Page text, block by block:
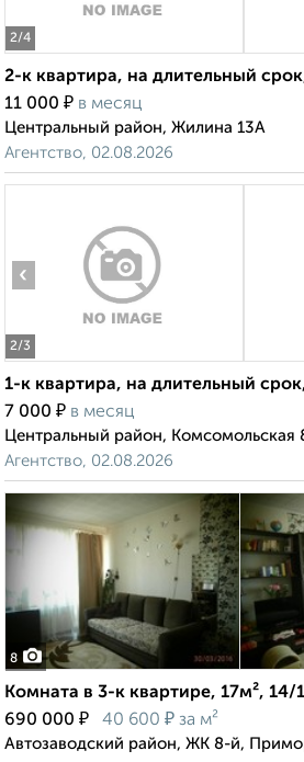
2/4
2-к квартира, на длительный
11 000 ₽ в месяц
Центральный район, Жилина 13А
Агентство, 02.08.2026
2/3
‹
1-к квартира, на длительный
7 000 ₽ в месяц
Центральный район, Комсомольская
Агентство, 02.08.2026
8
Комната в 3-к квартире, 17м², 14/
690 000 ₽ 40 600 ₽ за м²
Автозаводский район, ЖК 8-й,